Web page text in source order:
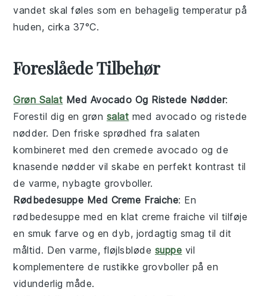
vandet skal føles som en behagelig temperatur på
huden, cirka 37°C.
Foreslåede Tilbehør
Grøn Salat Med Avocado Og Ristede Nødder:
Forestil dig engrøn salat med avocado ogristede
nødder. Den friske sprødhed fra salaten
kombineret med den cremede avocado og de
knasende nødder vil skabe en perfekt kontrast til
de varme, nybagtegrovboller.
Rødbedesuppe Med Creme Fraiche: En
rødbedesuppe med en klat creme fraiche vil tilføje
en smuk farve og en dyb, jordagtig smag til dit
måltid. Den varme, fløjlsbløde suppe vil
komplementere de rustikkegrovboller på en
vidunderlig måde.